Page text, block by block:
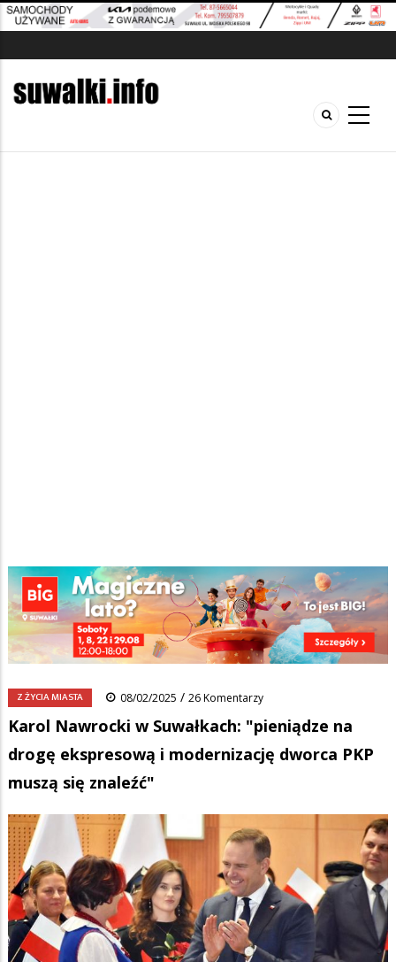
Ścieżka
nawigacyjna
Strona główna/Wiadomości/Z życia miasta/
Karol Nawrocki w Suwałkach: "pieniądze na drogę ekspresową i
modernizację dworca PKP muszą się znaleźć"
Facebook PinterestTumblrReddit Share
Z ŻYCIA MIASTA 08/02/2025 / 26 Komentarzy
Karol Nawrocki w Suwałkach: "pieniądze na
drogę ekspresową i modernizację dworca PKP
muszą się znaleźć"